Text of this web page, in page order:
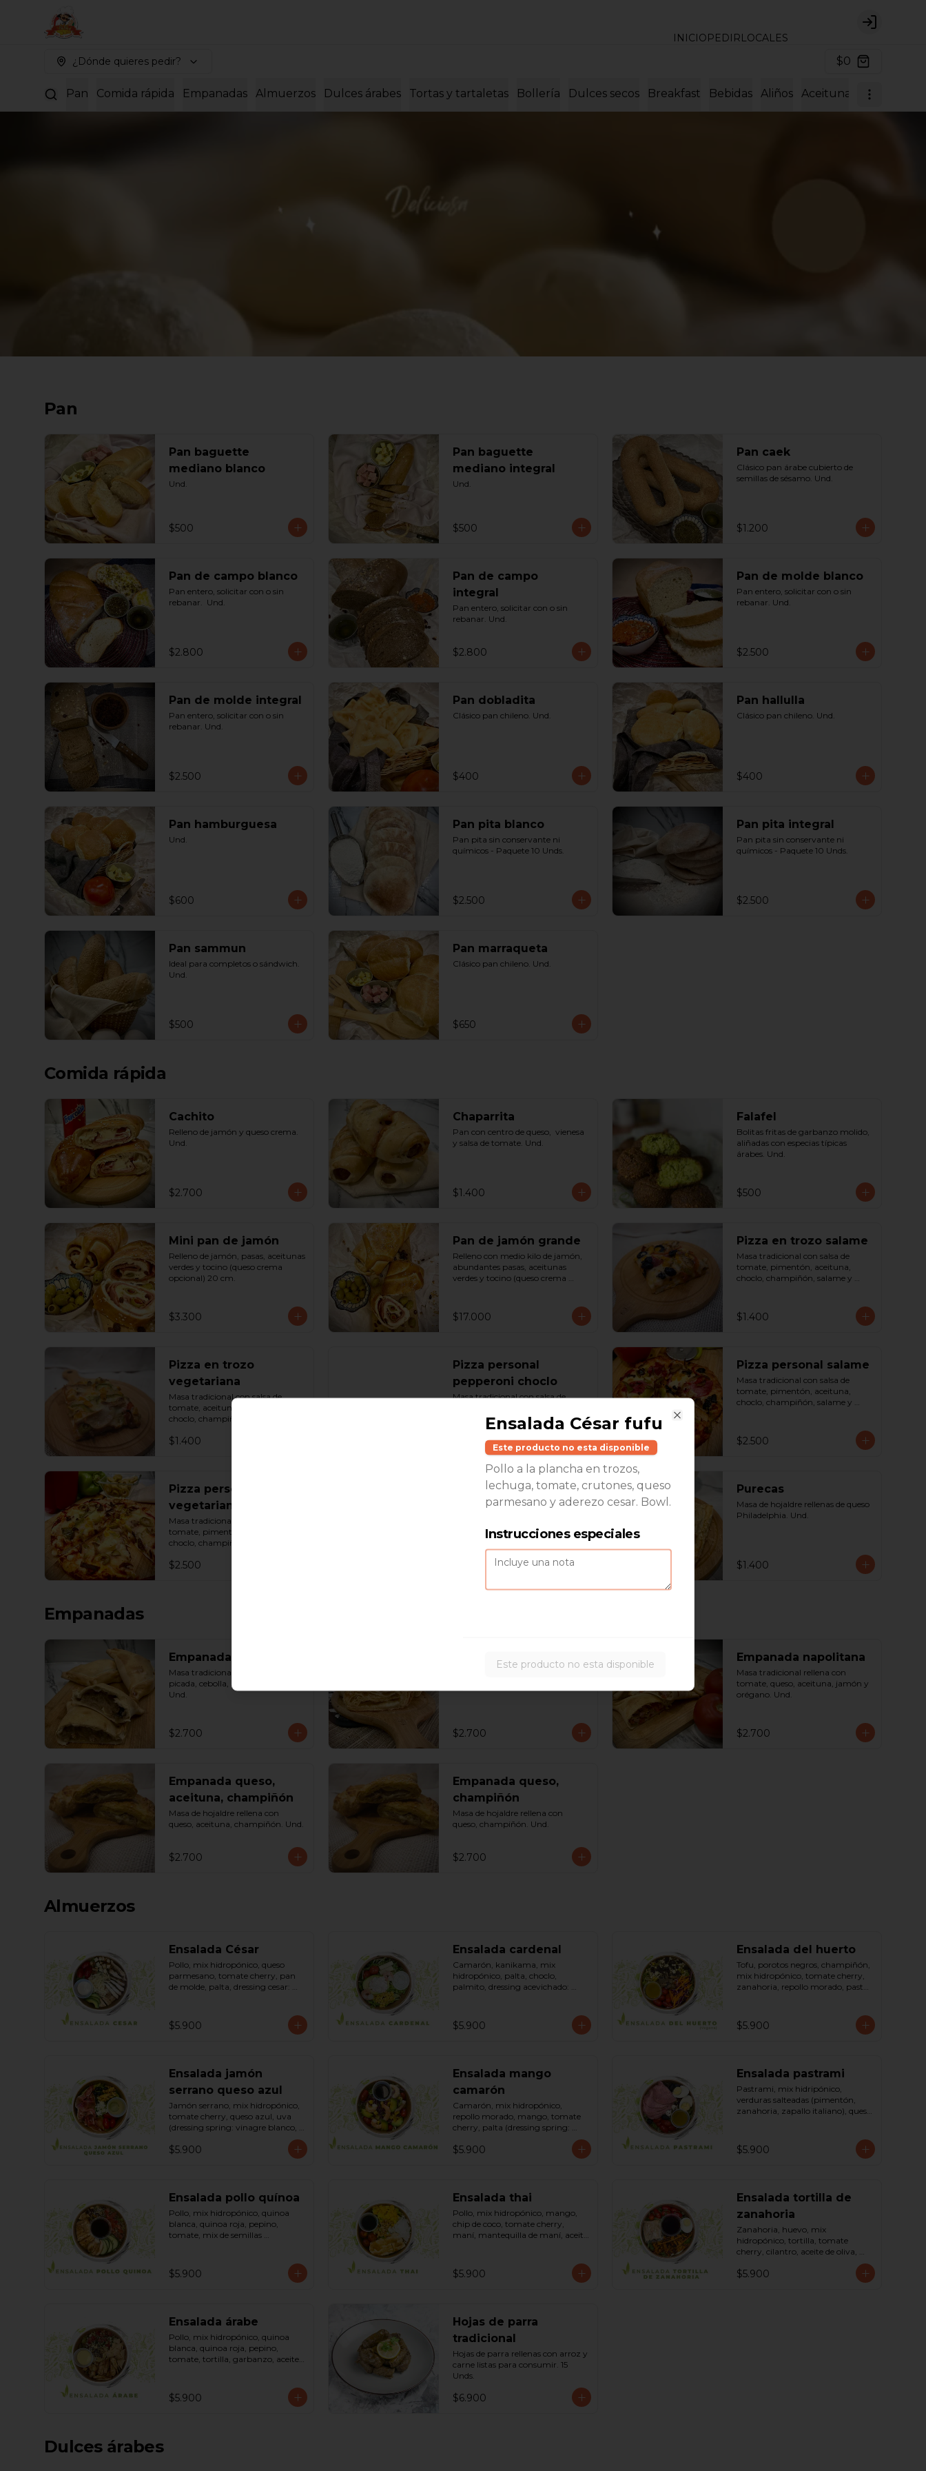
INICIOPEDIRLOCALES
Login
¿Dónde quieres pedir? $0
Pan Comida rápida Empanadas Almuerzos Dulces árabes Tortas y tartaletas Bollería Dulces secos Breakfast Bebidas Aliños Aceitunas y
Pan
Pan baguette
mediano blanco
Und.
$500
Pan baguette
mediano integral
Und.
$500
Pan caek
Clásico pan árabe cubierto de
semillas de sésamo. Und.
$1.200
Pan de campo blanco
Pan entero, solicitar con o sin
rebanar.  Und.
$2.800
Pan de campo
integral
Pan entero, solicitar con o sin
rebanar. Und.
$2.800
Pan de molde blanco
Pan entero, solicitar con o sin
rebanar. Und.
$2.500
Pan de molde integral
Pan entero, solicitar con o sin
rebanar. Und.
$2.500
Pan dobladita
Clásico pan chileno. Und.
$400
Pan hallulla
Clásico pan chileno. Und.
$400
Pan hamburguesa
Und.
$600
Pan pita blanco
Pan pita sin conservante ni
químicos - Paquete 10 Unds.
$2.500
Pan pita integral
Pan pita sin conservante ni
químicos - Paquete 10 Unds.
$2.500
Pan sammun
Ideal para completos o sándwich.
Und.
$500
Pan marraqueta
Clásico pan chileno. Und.
$650
Comida rápida
Cachito
Relleno de jamón y queso crema.
Und.
$2.700
Chaparrita
Pan con centro de queso,  vienesa
y salsa de tomate. Und.
$1.400
Falafel
Bolitas fritas de garbanzo molido,
aliñadas con especias típicas
árabes. Und.
$500
Mini pan de jamón
Relleno de jamón, pasas, aceitunas
verdes y tocino (queso crema
opcional) 20 cm.
$3.300
Pan de jamón grande
Relleno con medio kilo de jamón,
abundantes pasas, aceitunas
verdes y tocino (queso crema
$17.000
Pizza en trozo salame
Masa tradicional con salsa de
tomate, pimentón, aceituna,
choclo, champiñón, salame y
$1.400
Pizza en trozo
vegetariana
Masa tradicional con salsa de
tomate, aceituna, pimentón,
choclo, champiñón y queso.
$1.400
Pizza personal
pepperoni choclo
Masa tradicional con salsa de
Pizza personal salame
Masa tradicional con salsa de
tomate, pimentón, aceituna,
choclo, champiñón, salame y
$2.500
Pizza personal
vegetariana
Masa tradicional con salsa de
tomate, pimentón, aceituna,
choclo, champiñón, palmito y
$2.500
Pizza zaatar
Pan pita con aceite de oliva y
Purecas
Masa de hojaldre rellenas de queso
Philadelphia. Und.
$1.400
Empanadas
Empanada de pino
Masa tradicional rellena con carne
picada, cebolla, aceituna y huevo.
Und.
$2.700
Empanada de queso
Masa de hojaldre rellena con
$2.700
Empanada napolitana
Masa tradicional rellena con
tomate, queso, aceituna, jamón y
orégano. Und.
$2.700
Empanada queso,
aceituna, champiñón
Masa de hojaldre rellena con
queso, aceituna, champiñón. Und.
$2.700
Empanada queso,
champiñón
Masa de hojaldre rellena con
queso, champiñón. Und.
$2.700
Almuerzos
Ensalada César
Pollo, mix hidropónico, queso
parmesano, tomate cherry, pan
de molde, palta, dressing cesar:
Bowl.
$5.900
Ensalada cardenal
Camarón, kanikama, mix
hidropónico, palta, choclo,
palmito, dressing acevichado:
negra y sal). Bowl.
$5.900
Ensalada del huerto
Tofu, porotos negros, champiñón,
mix hidropónico, tomate cherry,
zanahoria, repollo morado, pasta
dressing: vinagreta, mostaza
(vinagre blanco, mostaza,
$5.900
Ensalada jamón
serrano queso azul
Jamón serrano, mix hidropónico,
tomate cherry, queso azul, uva
(dressing spring: vinagre blanco,
$5.900
Ensalada mango
camarón
Camarón, mix hidropónico,
repollo morado, mango, tomate
cherry, palta (dressing spring:
salsa de soya, azúcar, limón, aceite
de sésamo). Bowl.
$5.900
Ensalada pastrami
Pastrami, mix hidripónico,
verduras salteadas (pimentón,
zanahoria, zapallo italiano), queso
mostaza (vinagre de vino blanco,
azúcar, mostaza). Bowl.
$5.900
Ensalada pollo quínoa
Pollo, mix hidropónico, quinoa
blanca, quinoa roja, pepino,
tomate, mix de semillas
salsa de soya, ketchup, azúcar
dressing spring mostaza (salsa de
$5.900
Ensalada thai
Pollo, mix hidropónico, mango,
chip de coco, tomate cherry,
maní, mantequilla de maní, aceite
Bowl.
$5.900
Ensalada tortilla de
zanahoria
Zanahoria, huevo, mix
hidropónico, tortilla, tomate
cherry, cilantro, aceite de oliva,
maní, sal, pimienta negra dressing
spring montaza (salsa de soya,
azúcar, limón, aceite de sésamo y
$5.900
Ensalada árabe
Pollo, mix hidropónico, quinoa
blanca, quinoa roja, pepino,
tomate, tortilla, garbanzo, aceite
pimienta negra y sal). Bowl.
$5.900
Hojas de parra
tradicional
Hojas de parra rellenas con arroz y
carne listas para consumir. 15
Unds.
$6.900
Dulces árabes
Ensalada César fufu
Este producto no esta disponible
Pollo a la plancha en trozos,
lechuga, tomate, crutones, queso
parmesano y aderezo cesar. Bowl.
Instrucciones especiales
Este producto no esta disponible
Close